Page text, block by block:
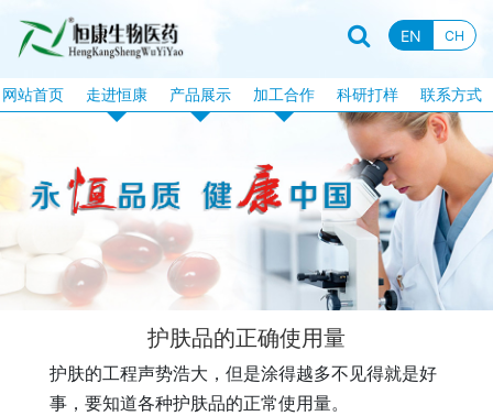
EN CH
网站首页
走进恒康
企业资质
行业资讯
企业文化
企业视频
产品展示
恒康产品
液饮产品
露酒系列
丸剂系列
化妆品系列
消械系列
加工合作
片剂加工
固体饮料加工
软胶囊加工
包衣片加工
口服液体加工
加工目录
科研打样 联系方式
护肤品的正确使用量
护肤的工程声势浩大，但是涂得越多不见得就是好
事，要知道各种护肤品的正常使用量。